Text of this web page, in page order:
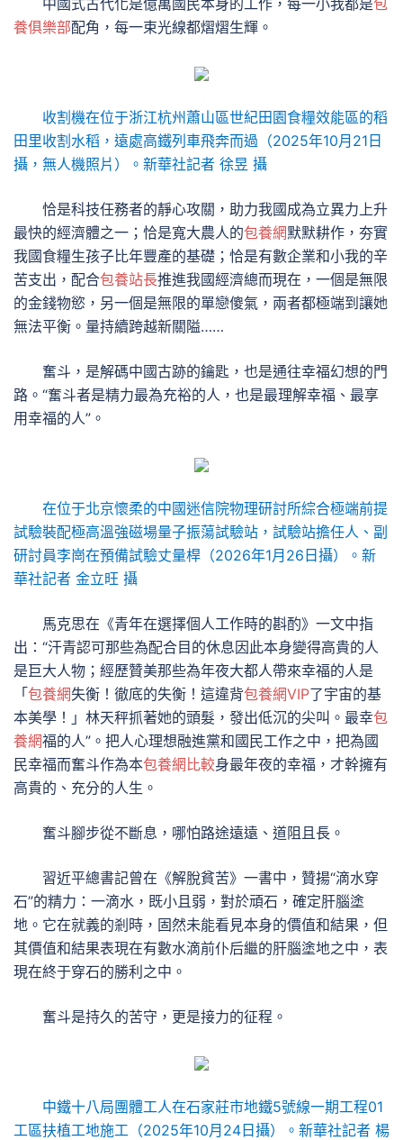
中國式古代化是億萬國民本身的工作，每一小我都是包
養俱樂部配角，每一束光線都熠熠生輝。
收割機在位于浙江杭州蕭山區世紀田園食糧效能區的稻
田里收割水稻，遠處高鐵列車飛奔而過（2025年10月21日
攝，無人機照片）。新華社記者 徐昱 攝
恰是科技任務者的靜心攻關，助力我國成為立異力上升
最快的經濟體之一；恰是寬大農人的包養網默默耕作，夯實
我國食糧生孩子比年豐產的基礎；恰是有數企業和小我的辛
苦支出，配合包養站長推進我國經濟總而現在，一個是無限
的金錢物慾，另一個是無限的單戀傻氣，兩者都極端到讓她
無法平衡。量持續跨越新關隘……
奮斗，是解碼中國古跡的鑰匙，也是通往幸福幻想的門
路。“奮斗者是精力最為充裕的人，也是最理解幸福、最享
用幸福的人”。
在位于北京懷柔的中國迷信院物理研討所綜合極端前提
試驗裝配極高溫強磁場量子振蕩試驗站，試驗站擔任人、副
研討員李崗在預備試驗丈量桿（2026年1月26日攝）。新
華社記者 金立旺 攝
馬克思在《青年在選擇個人工作時的斟酌》一文中指
出：“汗青認可那些為配合目的休息因此本身變得高貴的人
是巨大人物；經歷贊美那些為年夜大都人帶來幸福的人是
「包養網失衡！徹底的失衡！這違背包養網VIP了宇宙的基
本美學！」林天秤抓著她的頭髮，發出低沉的尖叫。最幸包
養網福的人”。把人心理想融進黨和國民工作之中，把為國
民幸福而奮斗作為本包養網比較身最年夜的幸福，才幹擁有
高貴的、充分的人生。
奮斗腳步從不斷息，哪怕路途遠遠、道阻且長。
習近平總書記曾在《解脫貧苦》一書中，贊揚“滴水穿
石”的精力：一滴水，既小且弱，對於頑石，確定肝腦塗
地。它在就義的剎時，固然未能看見本身的價值和結果，但
其價值和結果表現在有數水滴前仆后繼的肝腦塗地之中，表
現在終于穿石的勝利之中。
奮斗是持久的苦守，更是接力的征程。
中鐵十八局團體工人在石家莊市地鐵5號線一期工程01
工區扶植工地施工（2025年10月24日攝）。新華社記者 楊